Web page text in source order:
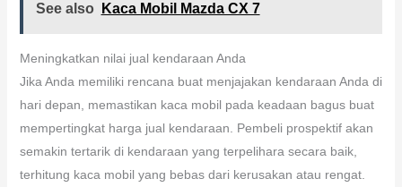
See also Kaca Mobil Mazda CX 7
Meningkatkan nilai jual kendaraan Anda
Jika Anda memiliki rencana buat menjajakan kendaraan Anda di
hari depan, memastikan kaca mobil pada keadaan bagus buat
mempertingkat harga jual kendaraan. Pembeli prospektif akan
semakin tertarik di kendaraan yang terpelihara secara baik,
terhitung kaca mobil yang bebas dari kerusakan atau rengat.